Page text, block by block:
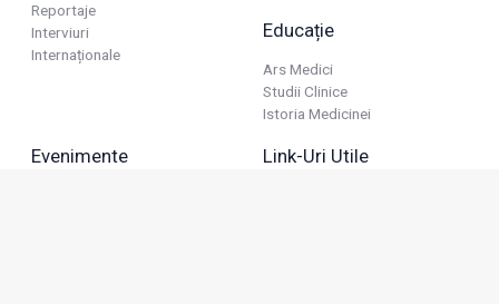
Reportaje
Interviuri
Internaționale
Educație
Ars Medici
Studii Clinice
Istoria Medicinei
Evenimente Link-Uri Utile